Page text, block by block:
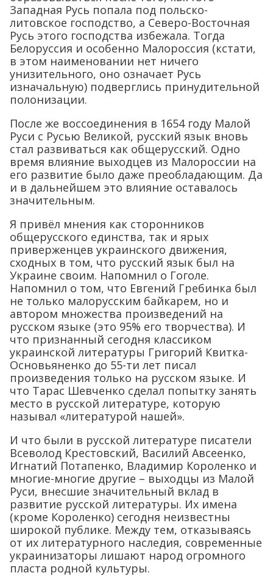
Западная Русь попала под польско-
литовское господство, а Северо-Восточная
Русь этого господства избежала. Тогда
Белоруссия и особенно Малороссия (кстати,
в этом наименовании нет ничего
унизительного, оно означает Русь
изначальную) подверглись принудительной
полонизации.
После же воссоединения в 1654 году Малой
Руси с Русью Великой, русский язык вновь
стал развиваться как общерусский. Одно
время влияние выходцев из Малороссии на
его развитие было даже преобладающим. Да
и в дальнейшем это влияние оставалось
значительным.
Я привёл мнения как сторонников
общерусского единства, так и ярых
приверженцев украинского движения,
сходных в том, что русский язык был на
Украине своим. Напомнил о Гоголе.
Напомнил о том, что Евгений Гребинка был
не только малорусским байкарем, но и
автором множества произведений на
русском языке (это 95% его творчества). И
что признанный сегодня классиком
украинской литературы Григорий Квитка-
Основьяненко до 55-ти лет писал
произведения только на русском языке. И
что Тарас Шевченко сделал попытку занять
место в русской литературе, которую
называл «литературой нашей».
И что были в русской литературе писатели
Всеволод Крестовский, Василий Авсеенко,
Игнатий Потапенко, Владимир Короленко и
многие-многие другие – выходцы из Малой
Руси, внесшие значительный вклад в
развитие русской литературы. Их имена
(кроме Короленко) сегодня неизвестны
широкой публике. Между тем, отказываясь
от их литературного наследия, современные
украинизаторы лишают народ огромного
пласта родной культуры.